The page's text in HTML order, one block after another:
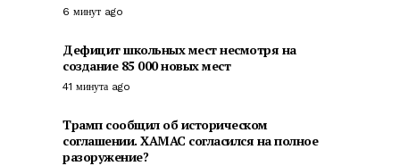
6 минут ago
Дефицит школьных мест несмотря на
создание 85 000 новых мест
41 минута ago
Трамп сообщил об историческом
соглашении. ХАМАС согласился на полное
разоружение?